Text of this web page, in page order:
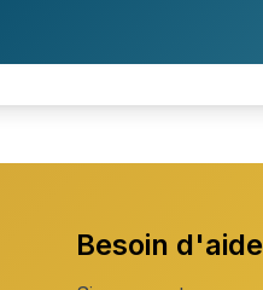
Besoin